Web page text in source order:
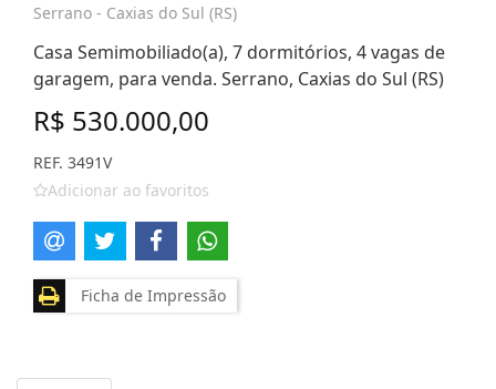
Serrano - Caxias do Sul (RS)
Casa Semimobiliado(a), 7 dormitórios, 4 vagas de
garagem, para venda. Serrano, Caxias do Sul (RS)
R$ 530.000,00
REF. 3491V
Adicionar ao favoritos
Ficha de Impressão